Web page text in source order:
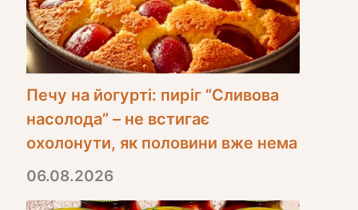
Печу на йогурті: пиріг “Сливова
насолода” – не встигає
охолонути, як половини вже нема
06.08.2026